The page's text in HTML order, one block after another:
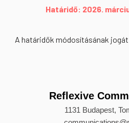
Határidő: 2026.
A határidők módosításának
Reflexive
1131 Budapest,